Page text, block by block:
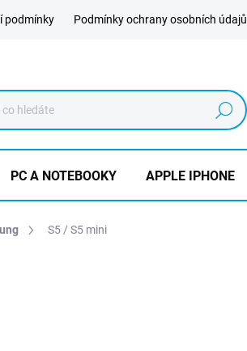
podmínky Podmínky ochrany osobních údajů
Hledat
PC A NOTEBOOKY APPLE IPHONE
S5 / S5 mini